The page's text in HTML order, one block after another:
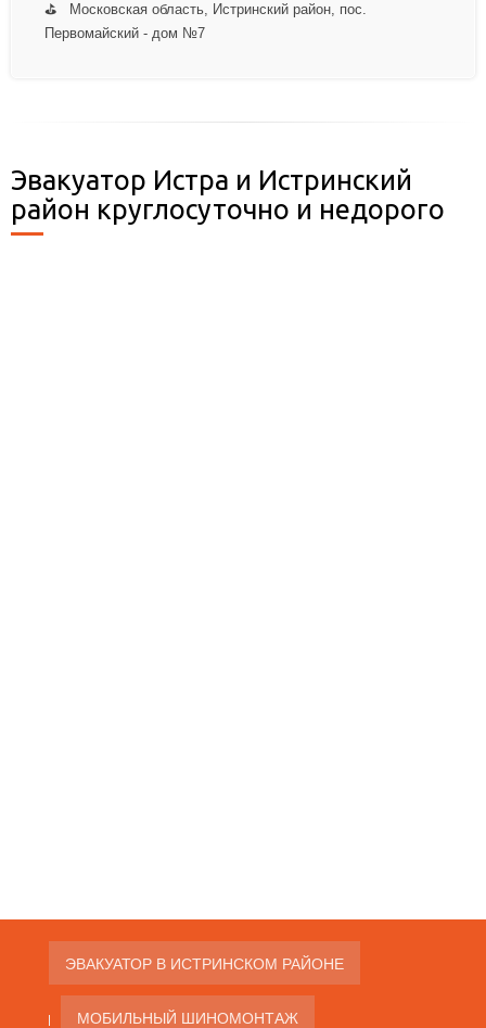
⛳ Московская область, Истринский район, пос.
Первомайский - дом №7
Эвакуатор Истра и Истринский
район круглосуточно и недорого
ЭВАКУАТОР В ИСТРИНСКОМ РАЙОНЕ
МОБИЛЬНЫЙ ШИНОМОНТАЖ